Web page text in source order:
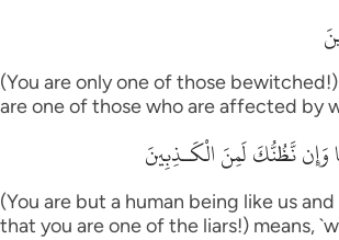
(You are only one of those
are one of those who are affected by
وَإِن نَّظُنُّكَ لَمِنَ الْكَـذِبِينَ
(You are but a human being like us
that you are one of the liars!) means,